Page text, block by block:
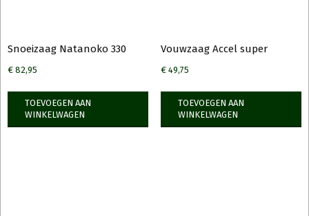
Snoeizaag Natanoko 330
€ 82,95
TOEVOEGEN AAN
WINKELWAGEN
Vouwzaag Accel super
€49,75
TOEVOEGEN AAN
WINKELWAGEN